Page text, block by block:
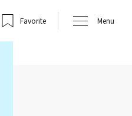
Favorite Menu